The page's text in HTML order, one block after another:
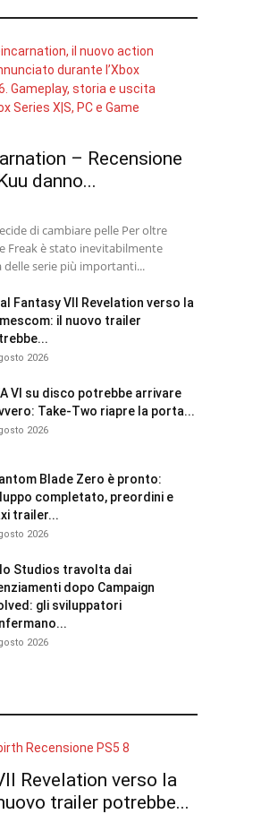
– Recensione
danno...
di cambiare pelle Per oltre
Freak è stato inevitabilmente
delle serie più importanti...
Fantasy VII Revelation verso la
il nuovo trailer
2026
VI su disco potrebbe arrivare
Take-Two riapre la porta...
2026
Blade Zero è pronto:
completato, preordini e
trailer...
2026
Studios travolta dai
dopo Campaign
gli sviluppatori
2026
Revelation verso la
trailer potrebbe...